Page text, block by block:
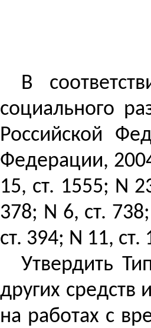
В
социального
Российской
Федерации,
15, ст. 1555; N
378; N 6, ст.
ст. 394; N 11,
Утвердить
других
на работах с